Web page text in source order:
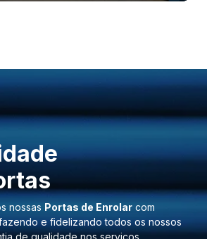
nossas Portas de Enrolar com
e fidelizando todos os nossos
de qualidade nos serviços